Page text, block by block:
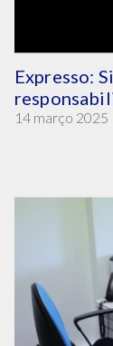
Expresso:
14 março 2025